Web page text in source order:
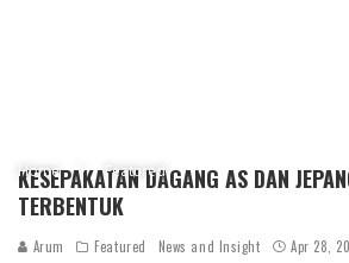
Home Featured
KESEPAKATAN DAGANG AS DAN
TERBENTUK
Arum Featured News and Insight Apr 28,